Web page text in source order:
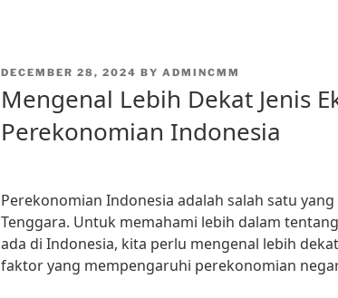
POSTED
DECEMBER 28, 2024 BY ADMINCMM
Mengenal Lebih Dekat Jenis
Perekonomian Indonesia
Perekonomian Indonesia adalah salah satu
Tenggara. Untuk memahami lebih dalam
ada di Indonesia, kita perlu mengenal lebih
faktor yang mempengaruhi perekonomian